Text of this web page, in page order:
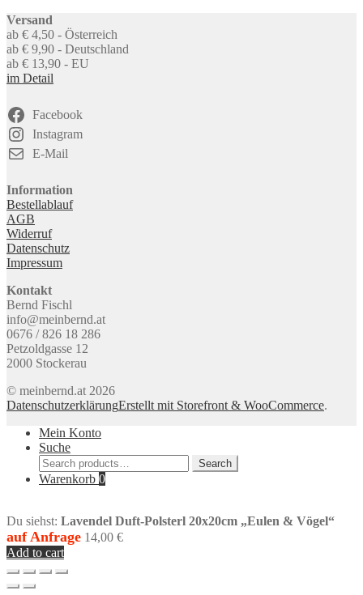
Versand
ab € 4,50 - Österreich
ab € 9,90 - Deutschland
ab € 13,90 - EU
im Detail
Facebook
Instagram
E-Mail
Information
Bestellablauf
AGB
Widerruf
Datenschutz
Impressum
Kontakt
Bernd Fischl
info@meinbernd.at
0676 / 826 18 286
Petzoldgasse 12
2000 Stockerau
© meinbernd.at 2026
DatenschutzerklärungErstellt mit Storefront & WooCommerce.
Mein Konto
Suche
Search
for:
Search
Warenkorb 0
Du siehst: Lavendel Duft-Polsterl 20x20cm „Eulen & Vögel“
auf Anfrage 14,00 €
Add to cart